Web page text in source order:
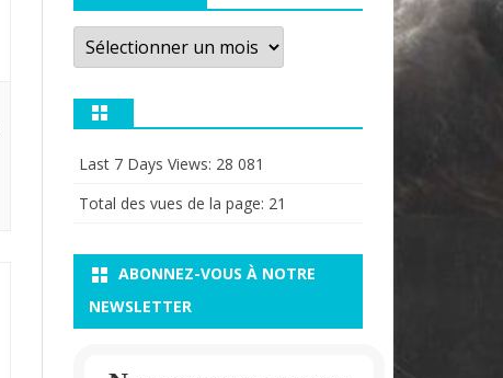
Archives
Last 7 Days Views: 28 081
Total des vues de la page: 21
ABONNEZ-VOUS À NOTRE
NEWSLETTER